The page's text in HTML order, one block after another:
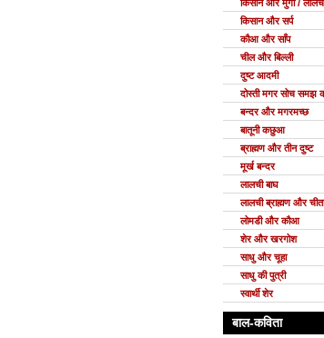
किसान और मुर्गी / लालच
किसान और सर्प
कौआ और साँप
चील और बिल्ली
दुष्ट आदमी
दोस्ती मगर सोच समझ
बन्दर और मगरमच्छ
बातूनी कछुआ
ब्राह्मण और तीन दुष्ट
मूर्ख बन्दर
लालची बाघ
लालची ब्राह्मण और चीता
लोमडी और कौआ
शेर और खरगोश
साधु और चूहा
साधु की पुत्री
स्वार्थी शेर
बाल-कविता